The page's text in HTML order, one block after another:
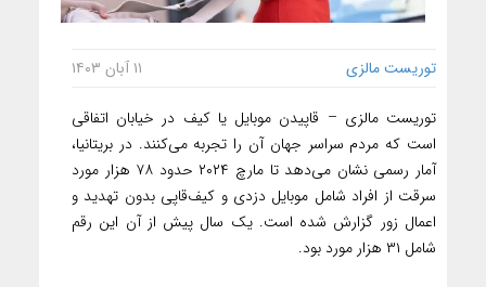
توریست مالزی ۱۱ آبان ۱۴۰۳
توریست مالزی – قاپیدن موبایل یا کیف در خیابان اتفاقی
است که مردم سراسر جهان آن را تجربه می‌کنند. در بریتانیا،
آمار رسمی نشان می‌دهد تا مارچ ۲۰۲۴ حدود ۷۸ هزار مورد
سرقت از افراد شامل موبایل دزدی و کیف‌قاپی بدون تهدید و
اعمال زور گزارش شده است. یک سال پیش از آن این رقم
شامل ۳۱ هزار مورد بود.